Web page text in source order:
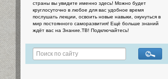
страны вы увидите именно здесь! Можно будет
круглосуточно в любое для вас удобное время
послушать лекции, освоить новые навыки, окунуться в
мир постоянного саморазвития! Ещё больше знаний
ждёт вас на Знание.ТВ! Подключайтесь!